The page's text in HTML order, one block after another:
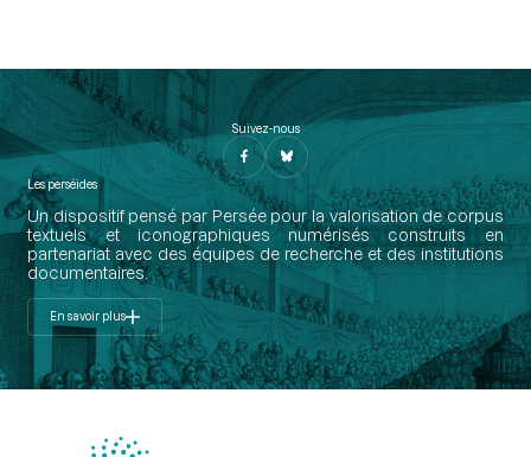
Suivez-nous
Les perséides
Un dispositif pensé par Persée pour la valorisation de corpus
textuels et iconographiques numérisés construits en
partenariat avec des équipes de recherche et des institutions
documentaires.
En savoir plus